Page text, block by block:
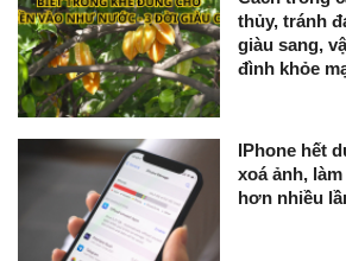
thủy, tránh
giàu sang,
đình khỏe
IPhone hết
xoá ảnh,
hơn nhiều